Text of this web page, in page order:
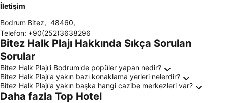
İletişim
Bodrum Bitez, 48460,
Telefon: +90(252)3638296
Bitez Halk Plajı Hakkında Sıkça Sorulan
Sorular
Bitez Halk Plajı'i Bodrum'de popüler yapan nedir?
Bitez Halk Plajı'a yakın bazı konaklama yerleri nelerdir?
Bitez Halk Plajı'a yakın başka hangi cazibe merkezleri var?
Daha fazla Top Hotel